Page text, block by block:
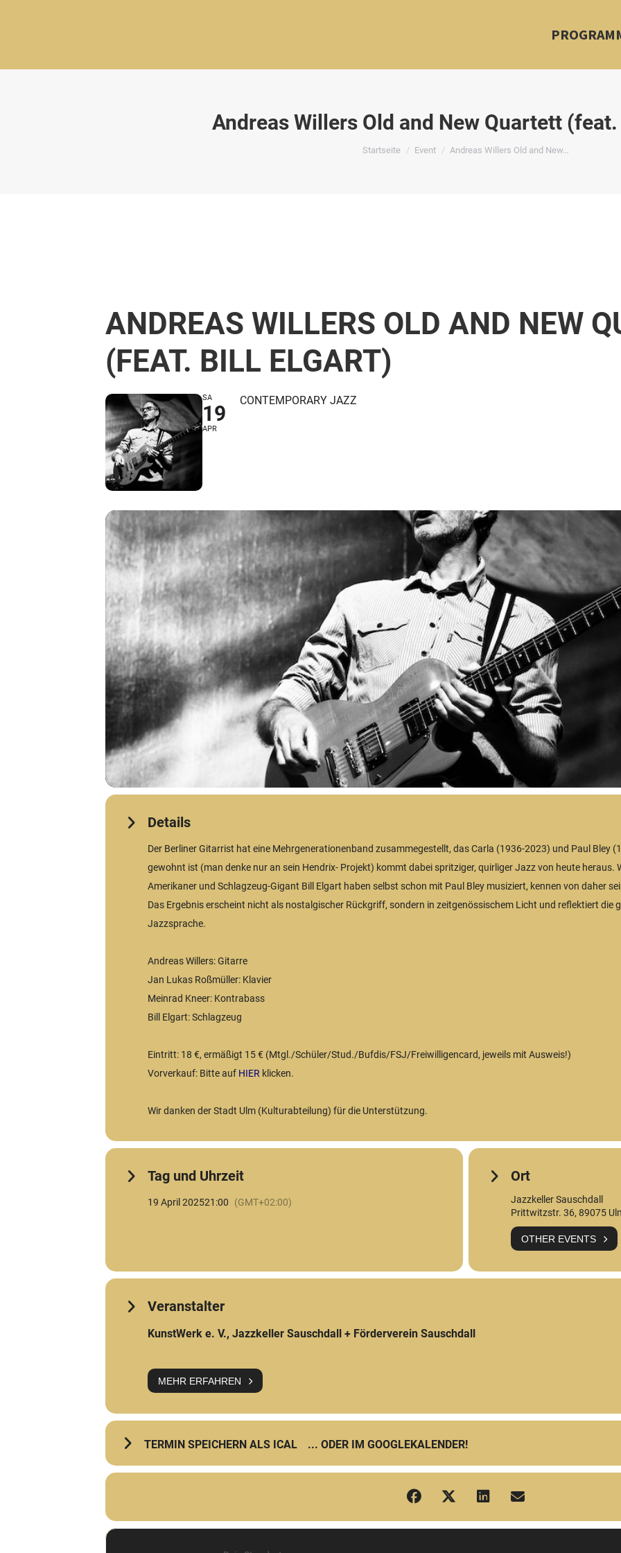
Andreas Willers Old and New Quartett
Du bist hier:
Startseite Event Andreas Willers Old and New…
ANDREAS WILLERS OLD AND NEW
(FEAT. BILL ELGART)
SA
19
APR
CONTEMPORARY JAZZ
Details
Der Berliner Gitarrist hat eine Mehrgenerationenband zusammegestellt, das Carla (1936-2023) und Paul Bley
gewohnt ist (man denke nur an sein Hendrix- Projekt) kommt dabei spritziger, quirliger Jazz von heute heraus.
Amerikaner und Schlagzeug-Gigant Bill Elgart haben selbst schon mit Paul Bley musiziert, kennen von daher
Das Ergebnis erscheint nicht als nostalgischer Rückgriff, sondern in zeitgenössischem Licht und reflektiert die
Jazzsprache.
Andreas Willers: Gitarre
Jan Lukas Roßmüller: Klavier
Meinrad Kneer: Kontrabass
Bill Elgart: Schlagzeug
Eintritt: 18 €, ermäßigt 15 € (Mtgl./Schüler/Stud./Bufdis/FSJ/Freiwilligencard, jeweils mit Ausweis!)
Vorverkauf: Bitte auf HIER klicken.
Wir danken der Stadt Ulm (Kulturabteilung) für die Unterstützung.
Tag und Uhrzeit
19 April 202521:00 (GMT+02:00)
Ort
Jazzkeller Sauschdall
Prittwitzstr. 36, 89075
OTHER EVENTS
Veranstalter
KunstWerk e. V., Jazzkeller Sauschdall + Förderverein Sauschdall
MEHR ERFAHREN
TERMIN SPEICHERN ALS ICAL ... ODER IM GOOGLEKALENDER!